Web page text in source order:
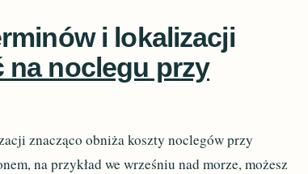
i lokalizacji
na noclegu przy
znacząco obniża koszty noclegów przy
na przykład we wrześniu nad morze, możesz